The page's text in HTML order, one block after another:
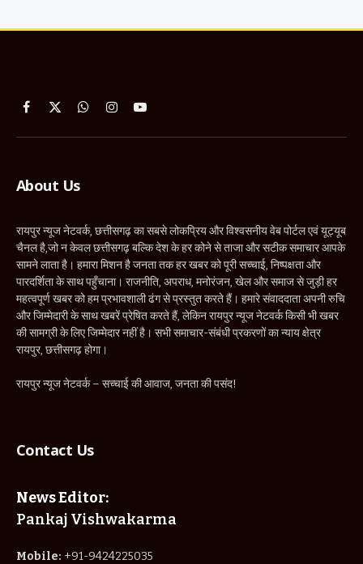
Facebook
X
WhatsApp
InstagramYouTube
About Us
रायपुर न्यूज नेटवर्क, छत्तीसगढ़ का सबसे लोकप्रिय और विश्वसनीय वेब पोर्टल एवं यूट्यूब
चैनल है,जो न केवल छत्तीसगढ़ बल्कि देश के हर कोने से ताजा और सटीक समाचार आपके
सामने लाता है। हमारा मिशन है जनता तक हर खबर को पूरी सच्चाई, निष्पक्षता और
पारदर्शिता के साथ पहुँचाना। राजनीति, अपराध, मनोरंजन, खेल और समाज से जुड़ी हर
महत्वपूर्ण खबर को हम प्रभावशाली ढंग से प्रस्तुत करते हैं। हमारे संवाददाता अपनी रुचि
और जिम्मेदारी के साथ खबरें प्रेषित करते हैं, लेकिन रायपुर न्यूज नेटवर्क किसी भी खबर
की सामग्री के लिए जिम्मेदार नहीं है। सभी समाचार-संबंधी प्रकरणों का न्याय क्षेत्र
रायपुर, छत्तीसगढ़ होगा।
रायपुर न्यूज नेटवर्क – सच्चाई की आवाज, जनता की पसंद!
Contact Us
News Editor:
Pankaj Vishwakarma
Mobile: +91-9424225035